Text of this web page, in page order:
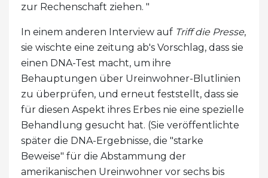
zur Rechenschaft ziehen. "
In einem anderen Interview auf Triff die Presse,
sie wischte eine zeitung ab's Vorschlag, dass sie
einen DNA-Test macht, um ihre
Behauptungen über Ureinwohner-Blutlinien
zu überprüfen, und erneut feststellt, dass sie
für diesen Aspekt ihres Erbes nie eine spezielle
Behandlung gesucht hat. (Sie veröffentlichte
später die DNA-Ergebnisse, die "starke
Beweise" für die Abstammung der
amerikanischen Ureinwohner vor sechs bis